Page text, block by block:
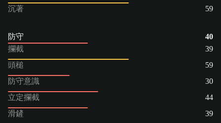
沉著
59
防守
40
攔截
39
頭槌
59
防守意識
30
立定攔截
44
滑鏟
39